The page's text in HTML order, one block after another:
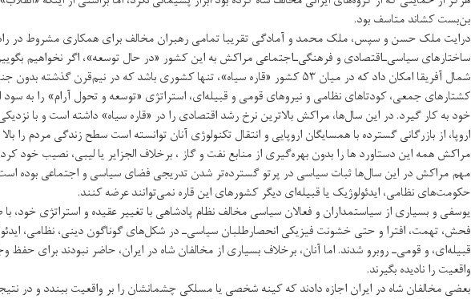
بن‌بست کشاند متاسف بود.
درایت ملک حسن و سپس، ملک محمد و آمادگی تقریبا تمامی رهبران مخالف برای همکاری مشروط در
ساختارهای سیاسی‌ـ‌اقتصادی و فرهنگی‌ـ‌اجتماعی مراکش به این کشور «در حال توسعه»، اگر نخواهیم
شمال آفریقا امکان داد که در میان ۵۳ کشور «قاره سیاه»، تنها کشوری باشد که در نیم‌قرن گذشته
کشتارهای جمعی، کودتا‌های نظامی و نیروهای قومی و قبیله‌ای، استراتژی «توسعه و تحول آرام» را به
خود به کار گیرد. در این سال‌ها، مراکش بالاترین نرخ رشد اقتصادی را در «قاره سیاه» داشته است و با
اروپا، از بازرگانی گسترده با همسایگان اروپایی و انتقال تکنولوژی آنان توانسته است سطح زندگی مردم را
مراکش همه این دستاورد ها را بدون بهره‌گیری از منابع نفت و گاز ، برخلاف الجزایر یا لیبی، نصیب خود
مهم مراکش در این سال‌ها ثبات سیاسی در پرتو گسترده‌تر شدن تدریجی فضای سیاسی و اجتماعی بوده
حکومت‌های نظامی، ایدئولوژیک یا قبیله‌ای دیگر کشورهای این قاره نمی‌توانند عرضه کنند.
یوسفی و بسیاری از سیاستمداران و فعالان سیاسی مخالف نظام پادشاهی با تغییر عقیده و استراتژی خود، با
فحش، تهمت، افترا و حتی خشونت فیزیکی انحصارطلبان سیاسی‌ـ در شکل‌های گوناگون دینی، نظامی،
قبیله‌ای، و قومی‌ـ روبرو شدند. اما آنان، برخلاف بسیاری از مخالفان شاه در ایران، حاضر نبودند برای
واقعیت را نادیده بگیرند.
بعضی مخالفان شاه در ایران اجازه دادند که کینه شخصی یا مسلکی چشمانشان را بر واقعیت ببندد و در